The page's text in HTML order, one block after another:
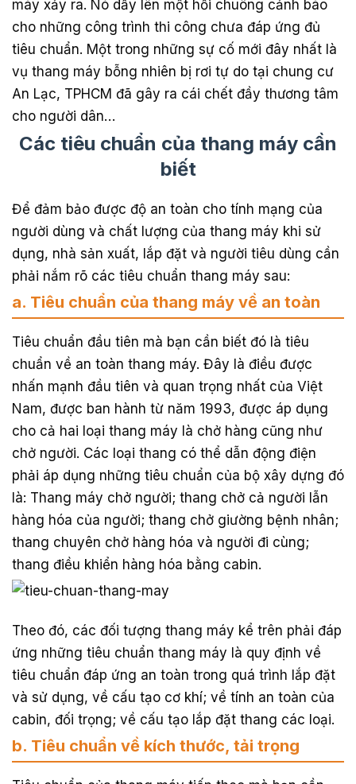
máy xảy ra. Nó dấy lên một hồi chuông cảnh báo
cho những công trình thi công chưa đáp ứng đủ
tiêu chuẩn. Một trong những sự cố mới đây nhất là
vụ thang máy bỗng nhiên bị rơi tự do tại chung cư
An Lạc, TPHCM đã gây ra cái chết đầy thương tâm
cho người dân…
Các tiêu chuẩn của thang máy cần
biết
Để đảm bảo được độ an toàn cho tính mạng của
người dùng và chất lượng của thang máy khi sử
dụng, nhà sản xuất, lắp đặt và người tiêu dùng cần
phải nắm rõ các tiêu chuẩn thang máy sau:
a. Tiêu chuẩn của thang máy về an toàn
Tiêu chuẩn đầu tiên mà bạn cần biết đó là tiêu
chuẩn về an toàn thang máy. Đây là điều được
nhấn mạnh đầu tiên và quan trọng nhất của Việt
Nam, được ban hành từ năm 1993, được áp dụng
cho cả hai loại thang máy là chở hàng cũng như
chở người. Các loại thang có thể dẫn động điện
phải áp dụng những tiêu chuẩn của bộ xây dựng đó
là: Thang máy chở người; thang chở cả người lẫn
hàng hóa của người; thang chở giường bệnh nhân;
thang chuyên chở hàng hóa và người đi cùng;
thang điều khiển hàng hóa bằng cabin.
Theo đó, các đối tượng thang máy kể trên phải đáp
ứng những tiêu chuẩn thang máy là quy định về
tiêu chuẩn đáp ứng an toàn trong quá trình lắp đặt
và sử dụng, về cấu tạo cơ khí; về tính an toàn của
cabin, đối trọng; về cấu tạo lắp đặt thang các loại.
b. Tiêu chuẩn về kích thước, tải trọng